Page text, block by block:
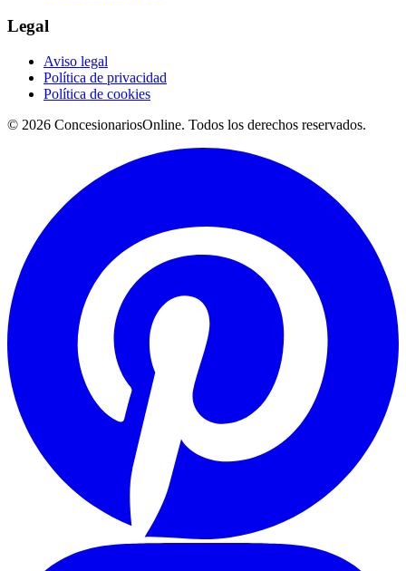
Legal
Aviso legal
Política de privacidad
Política de cookies
© 2026 ConcesionariosOnline. Todos los derechos reservados.